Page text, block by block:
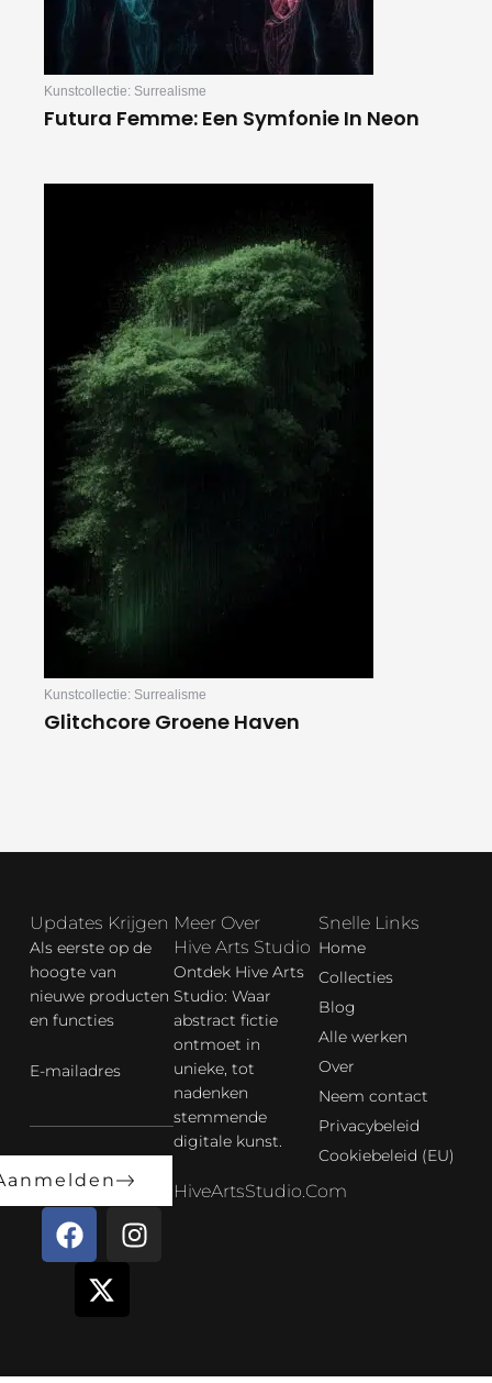
Kunstcollectie: Surrealisme
Futura Femme: Een Symfonie In Neon
Kunstcollectie: Surrealisme
Glitchcore Groene Haven
Meer Over
Hive Arts Studio
Ontdek Hive Arts
Studio: Waar
abstract fictie
ontmoet in
unieke, tot
nadenken
stemmende
digitale kunst.
HiveArtsStudio.com
Snelle Links
Home
Collecties
Blog
Alle werken
Over
Neem contact
Privacybeleid
Cookiebeleid (EU)
Updates Krijgen
Als eerste op de
hoogte van
nieuwe producten
en functies
E-mailadres
F
a
I
n
t
w